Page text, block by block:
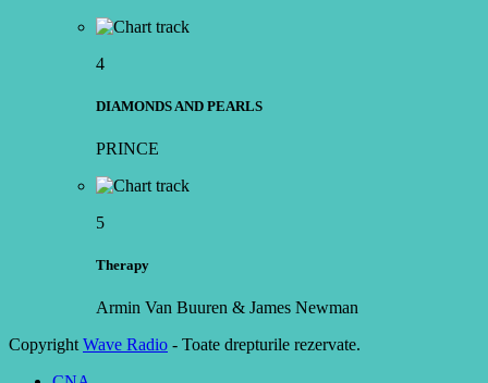
4
DIAMONDS AND PEARLS
PRINCE
5
Therapy
Armin Van Buuren & James Newman
Copyright Wave Radio - Toate drepturile rezervate.